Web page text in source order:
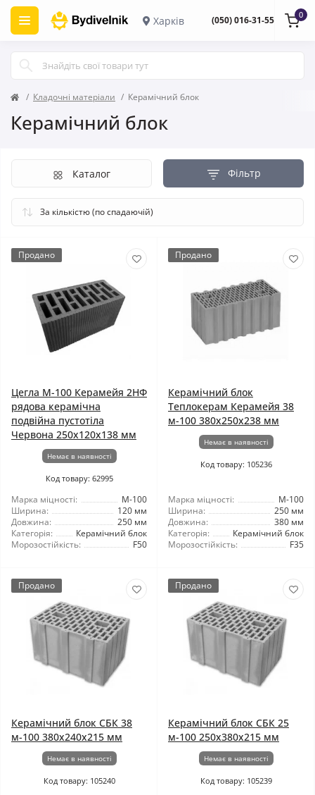
Харків (050) 016-31-55 0
Кладочні матеріали Керамічний блок
Керамічний блок
Фільтр
Каталог
Продано
Цегла М-100 Керамейя 2НФ
рядова керамічна
подвійна пустотіла
Червона 250х120х138 мм
Немає в наявності
Код товару: 62995
Марка міцності:
М-100
Ширина:
120 мм
Довжина:
250 мм
Категорія:
Керамічний блок
Морозостійкість:
F50
Продано
Керамічний блок
Теплокерам Керамейя 38
м-100 380x250x238 мм
Немає в наявності
Код товару: 105236
Марка міцності:
М-100
Ширина:
250 мм
Довжина:
380 мм
Категорія:
Керамічний блок
Морозостійкість:
F35
Продано
Керамічний блок СБК 38
м-100 380x240x215 мм
Немає в наявності
Код товару: 105240
Продано
Керамічний блок СБК 25
м-100 250x380x215 мм
Немає в наявності
Код товару: 105239